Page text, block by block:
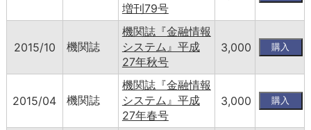
増刊79号
2015/10 機関誌
機関誌『金融情報
システム』平成
27年秋号
3,000
2015/04 機関誌
機関誌『金融情報
システム』平成
27年春号
3,000